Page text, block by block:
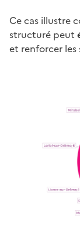
Ce cas illustre
structuré peut
et renforcer les